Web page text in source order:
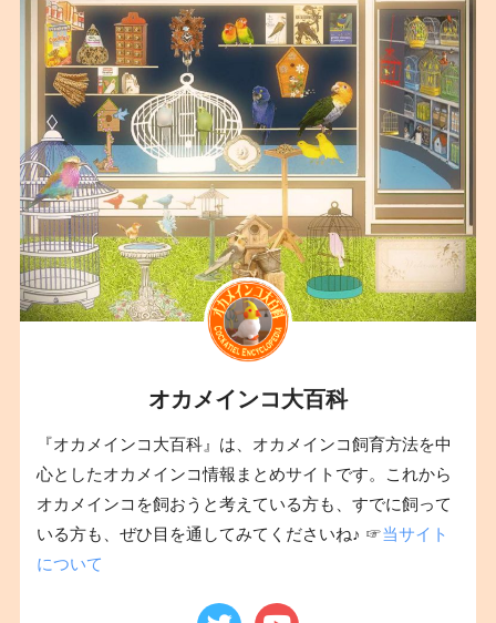
オカメインコ大百科
『オカメインコ大百科』は、オカメインコ飼育方法を中
心としたオカメインコ情報まとめサイトです。これから
オカメインコを飼おうと考えている方も、すでに飼って
いる方も、ぜひ目を通してみてくださいね♪ ☞当サイト
について